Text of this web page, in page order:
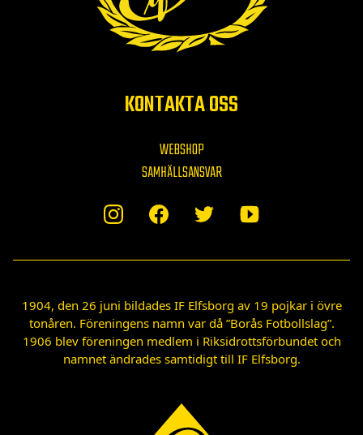
KONTAKTA OSS
WEBSHOP
SAMHÄLLSANSVAR
1904, den 26 juni bildades IF Elfsborg av 19 pojkar i övre
tonåren. Föreningens namn var då ”Borås Fotbollslag”.
1906 blev föreningen medlem i Riksidrottsförbundet och
namnet ändrades samtidigt till IF Elfsborg.